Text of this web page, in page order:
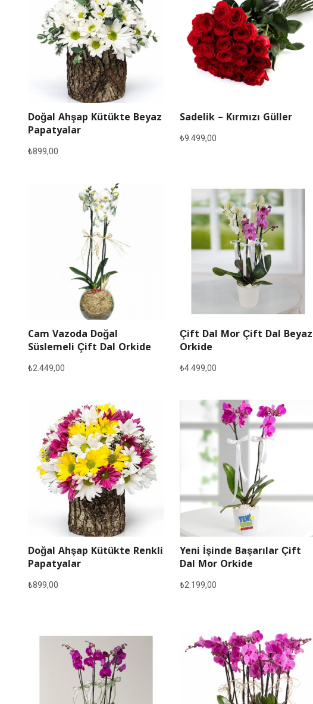
Doğal Ahşap Kütükte Beyaz
Papatyalar
₺899,00
Sadelik – Kırmızı Güller
₺9.499,00
Cam Vazoda Doğal
Süslemeli Çift Dal Orkide
₺2.449,00
Çift Dal Mor Çift Dal Beyaz
Orkide
₺4.499,00
Doğal Ahşap Kütükte Renkli
Papatyalar
₺899,00
Yeni İşinde Başarılar Çift
Dal Mor Orkide
₺2.199,00